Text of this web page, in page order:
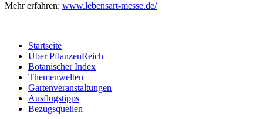
Mehr erfahren: www.lebensart-messe.de/
Startseite
Über PflanzenReich
Botanischer Index
Themenwelten
Gartenveranstaltungen
Ausflugstipps
Bezugsquellen